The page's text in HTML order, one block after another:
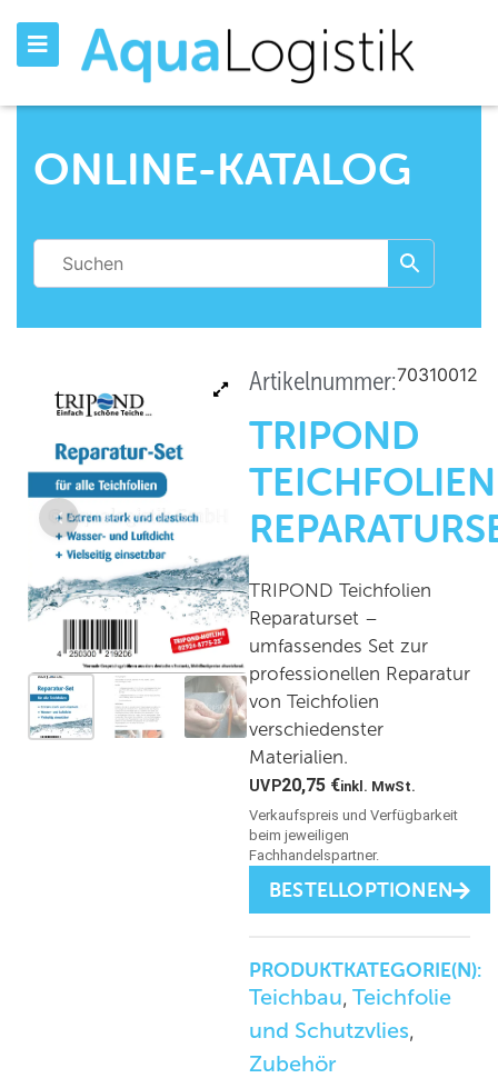
ONLINE-KATALOG
Artikelnummer:70310012
TRIPOND
TEICHFOLIEN
TRIPOND Teichfolien
Reparaturset –
umfassendes Set zur
professionellen Reparatur
von Teichfolien
verschiedenster
Materialien.
20,75 €inkl. MwSt.
BESTELLOPTIONEN
PRODUKTKATEGORIE(N):
Teichbau, Teichfolie
und Schutzvlies,
Zubehör